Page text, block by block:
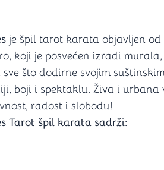
Kutijice
je špil tarot karata objavljen
koji je posvećen izradi
što dodirne svojim
boji i spektaklu. Živa i urbana
radost i slobodu!
Tarot špil karata sadrži: